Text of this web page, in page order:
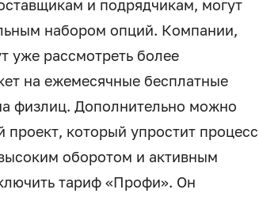
и подрядчикам, могут
набором опций. Компании,
уже рассмотреть более
на ежемесячные бесплатные
физлиц. Дополнительно можно
который упростит процесс
оборотом и активным
тариф «Профи». Он